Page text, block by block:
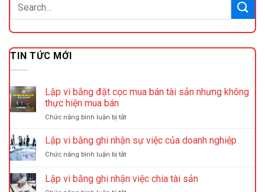
TIN TỨC MỚI
Lập vi bằng đặt cọc mua bán tài sản nhưng không
thực hiện mua bán
Chức năng bình luận bị tắtở
vi
bằng
đặt
mua
Lập vi bằng ghi nhận sự việc của doanh nghiệp
Chức năng bình luận bị tắtở
bằng
Lập vi bằng ghi nhận việc chia tài sản